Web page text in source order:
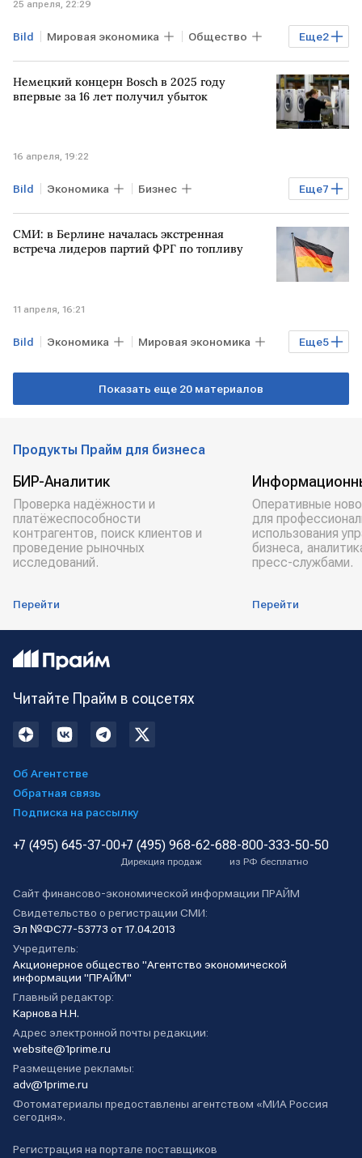
25 апреля, 22:29
Еще2
Bild Мировая экономика Общество
ГЕРМАНИЯ Фридрих Мерц
Немецкий концерн Bosch в 2025 году
впервые за 16 лет получил убыток
16 апреля, 19:22
Еще7
Bild Экономика Бизнес
Мировая экономика
САНКТ-ПЕТЕРБУРГ США ФРГ
СМИ: в Берлине началась экстренная
встреча лидеров партий ФРГ по топливу
11 апреля, 16:21
Еще5
Bild Экономика Мировая экономика
ГЕРМАНИЯ БЛИЖНИЙ ВОСТОК
ХДС/ХСС
Показать еще 20 материалов
Продукты Прайм для бизнеса
БИР-Аналитик
Проверка надёжности и
платёжеспособности
контрагентов, поиск клиентов и
проведение рыночных
исследований.
Перейти
Оперативные
для
использования
бизнеса,
пресс-службами.
Перейти
Читайте Прайм в соцсетях
Об Агентстве
Обратная связь
Подписка на рассылку
+7 (495) 645-37-00+7 (495) 968-62-68
Дирекция продаж
8-800-333-50-50
из РФ бесплатно
Сайт финансово-экономической информации ПРАЙМ
Свидетельство о регистрации СМИ:
Эл №ФС77-53773 от 17.04.2013
Учредитель:
Акционерное общество "Агентство экономической
информации "ПРАЙМ"
Главный редактор:
Карнова Н.Н.
Адрес электронной почты редакции:
website@1prime.ru
Размещение рекламы:
adv@1prime.ru
Фотоматериалы предоставлены агентством «МИА Россия
сегодня».
Регистрация на портале поставщиков